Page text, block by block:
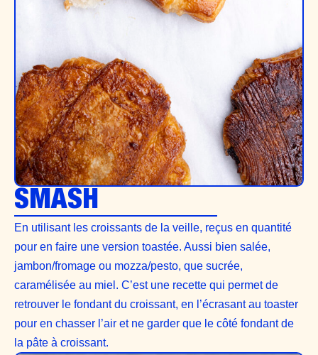
SMASH
En utilisant les croissants de la veille, reçus en quantité
pour en faire une version toastée. Aussi bien salée,
jambon/fromage ou mozza/pesto, que sucrée,
caramélisée au miel. C’est une recette qui permet de
retrouver le fondant du croissant, en l’écrasant au toaster
pour en chasser l’air et ne garder que le côté fondant de
la pâte à croissant.